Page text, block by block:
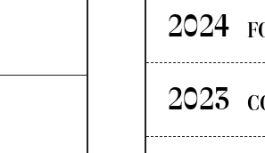
2024
2023